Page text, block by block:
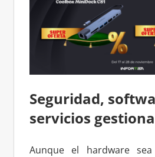
Seguridad,
servicios
Aunque el hardware